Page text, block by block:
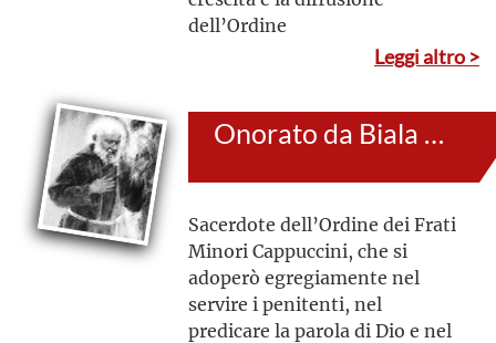
dell’Ordine
Leggi altro >
Onorato da Biala Podlaska
Sacerdote dell’Ordine dei Frati
Minori Cappuccini, che si
adoperò egregiamente nel
servire i penitenti, nel
predicare la parola di Dio e nel